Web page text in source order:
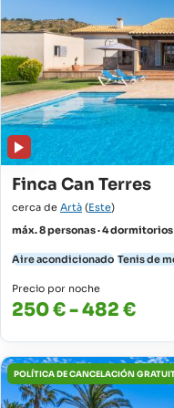
Finca Can Terres
cerca de Artà (Este)
máx. 8 personas · 4 dormitorios
Aire acondicionado Tenis de
Precio por noche
250 € - 482 €
POLÍTICA DE CANCELACIÓN